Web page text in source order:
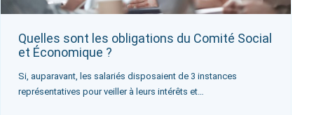
Quelles sont les obligations du Comité Social
et Économique ?
Si, auparavant, les salariés disposaient de 3 instances
représentatives pour veiller à leurs intérêts et…